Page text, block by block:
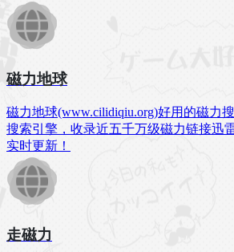
磁力地球
磁力地球(www.cilidiqiu.org)好用的磁力
搜索引擎，收录近五千万级磁力链接迅
实时更新！
走磁力